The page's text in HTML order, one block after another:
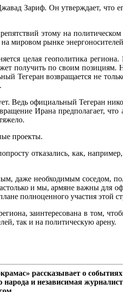
Зариф. Он утверждает, что
этому на
мировом рынке
целая геополитика
получить по своим
Тегеран возвращается не
официальный Тегеран
Ирана предполагает,
проекты.
отказались, как,
даже необходимым соседом,
и мы, армяне важны для
полноценного участия этой
заинтересована в том,
так и на политическую арену.
рассказывает о
и независимая